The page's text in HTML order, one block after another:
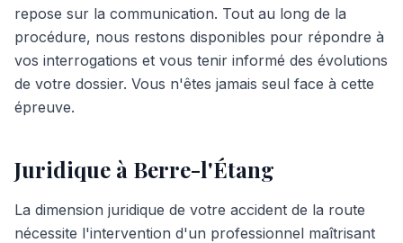
repose sur la communication. Tout au long de la
procédure, nous restons disponibles pour répondre à
vos interrogations et vous tenir informé des évolutions
de votre dossier. Vous n'êtes jamais seul face à cette
épreuve.
Juridique à Berre-l'Étang
La dimension juridique de votre accident de la route
nécessite l'intervention d'un professionnel maîtrisant